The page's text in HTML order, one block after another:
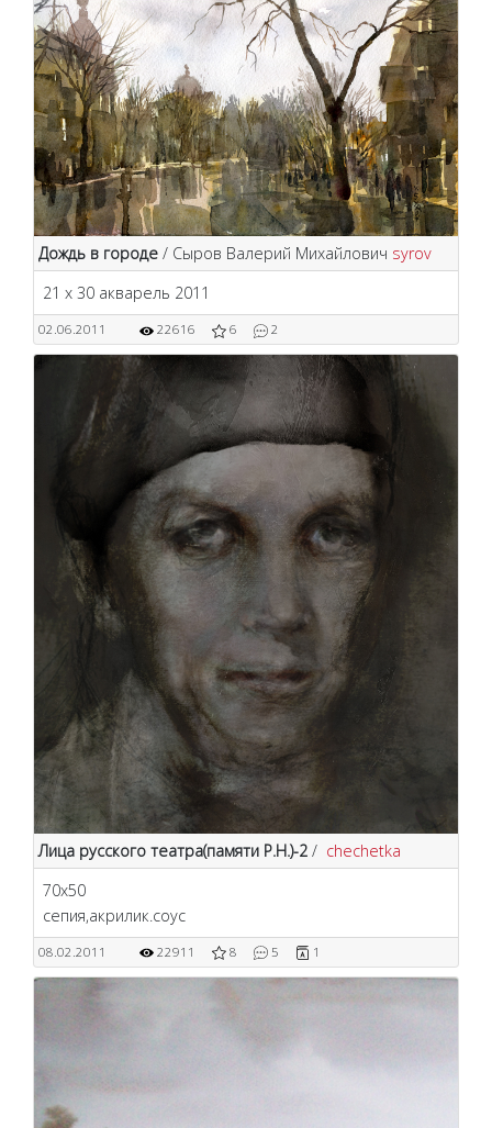
Дождь в городе / Сыров Валерий Михайлович syrov
21 х 30 акварель 2011
02.06.2011 22616 6 2
Лица русского театра(памяти Р.Н.)-2 / chechetka
70х50
сепия,акрилик.соус
08.02.2011 22911 8 5 1